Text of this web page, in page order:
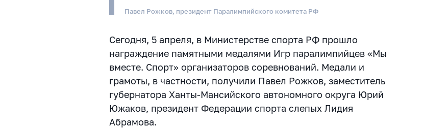
Павел Рожков, президент Паралимпийского комитета РФ
Сегодня, 5 апреля, в Министерстве спорта РФ прошло
награждение памятными медалями Игр паралимпийцев «Мы
вместе. Спорт» организаторов соревнований. Медали и
грамоты, в частности, получили Павел Рожков, заместитель
губернатора Ханты-Мансийского автономного округа Юрий
Южаков, президент Федерации спорта слепых Лидия
Абрамова.